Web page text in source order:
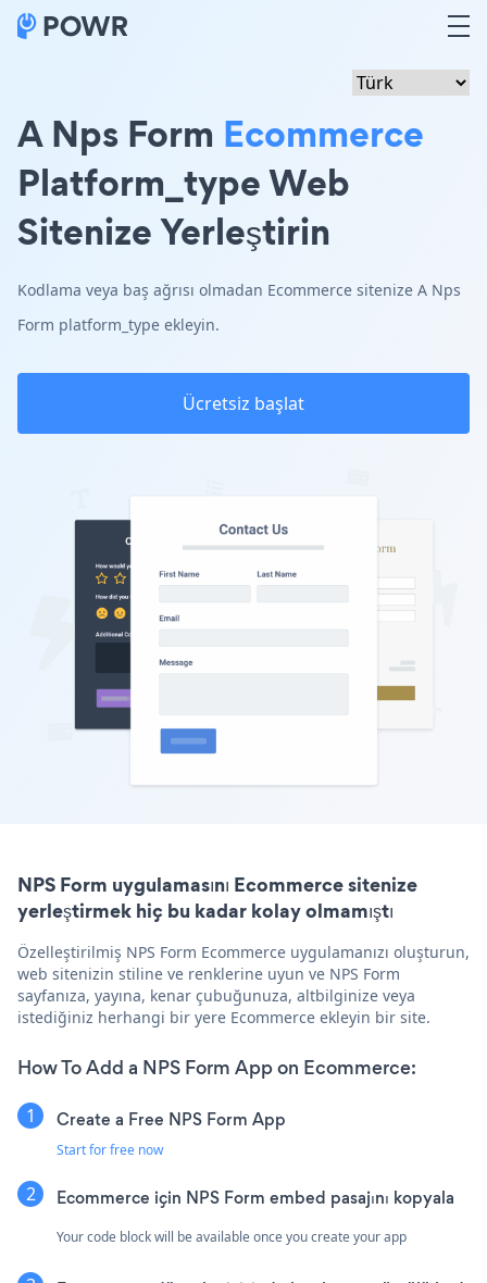
A Nps Form Ecommerce
Platform_type Web
Sitenize Yerleştirin
Kodlama veya baş ağrısı olmadan Ecommerce sitenize A Nps
Form platform_type ekleyin.
Ücretsiz başlat
NPS Form uygulamasını Ecommerce sitenize
yerleştirmek hiç bu kadar kolay olmamıştı
Özelleştirilmiş NPS Form Ecommerce uygulamanızı oluşturun,
web sitenizin stiline ve renklerine uyun ve NPS Form
sayfanıza, yayına, kenar çubuğunuza, altbilginize veya
istediğiniz herhangi bir yere Ecommerce ekleyin bir site.
How To Add a NPS Form App on Ecommerce:
Create a Free NPS Form App
Start for free now
Ecommerce için NPS Form embed pasajını kopyala
Your code block will be available once you create your app